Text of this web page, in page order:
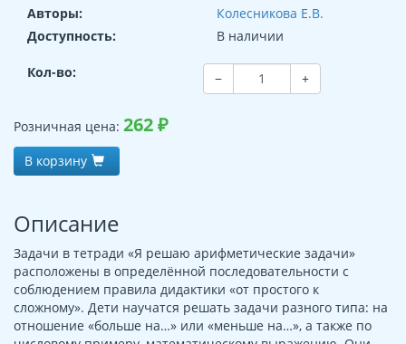
Авторы:
Колесникова Е.В.
Доступность:
В наличии
Кол-во: − +
Розничная цена: 262₽
В корзину
Описание
Задачи в тетради «Я решаю арифметические задачи»
расположены в определённой последовательности с
соблюдением правила дидактики «от простого к
сложному». Дети научатся решать задачи разного типа: на
отношение «больше на…» или «меньше на…», а также по